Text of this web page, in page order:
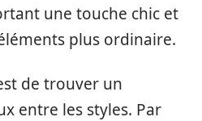
une touche chic et
plus ordinaire.
de trouver un
entre les styles. Par